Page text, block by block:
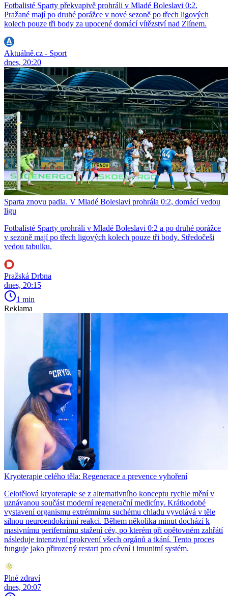
Fotbalisté Sparty překvapivě prohráli v Mladé Boleslavi 0:2.
Pražané mají po druhé porážce v nové sezoně po třech ligových
kolech pouze tři body za upocené domácí vítězství nad Zlínem.
Aktuálně.cz - Sport
dnes, 20:20
Sparta znovu padla. V Mladé Boleslavi prohrála 0:2, domácí vedou
ligu
Fotbalisté Sparty prohráli v Mladé Boleslavi 0:2 a po druhé porážce
v sezoně mají po třech ligových kolech pouze tři body. Středočeši
vedou tabulku.
Pražská Drbna
dnes, 20:15
1 min
Reklama
Kryoterapie celého těla: Regenerace a prevence vyhoření
Celotělová kryoterapie se z alternativního konceptu rychle mění v
uznávanou součást moderní regenerační medicíny. Krátkodobé
vystavení organismu extrémnímu suchému chladu vyvolává v těle
silnou neuroendokrinní reakci. Během několika minut dochází k
masivnímu perifernímu stažení cév, po kterém při opětovném zahřátí
následuje intenzivní prokrvení všech orgánů a tkání. Tento proces
funguje jako přirozený restart pro cévní i imunitní systém.
Plné zdraví
dnes, 20:07